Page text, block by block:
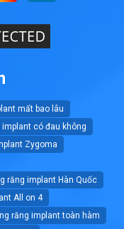
mất bao lâu
có đau không
Zygoma
răng implant Hàn Quốc
All on 4
răng implant toàn hàm